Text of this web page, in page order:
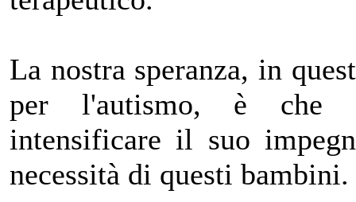
La nostra speranza, in
per l'autismo, è che
intensificare il suo
necessità di questi bambini.